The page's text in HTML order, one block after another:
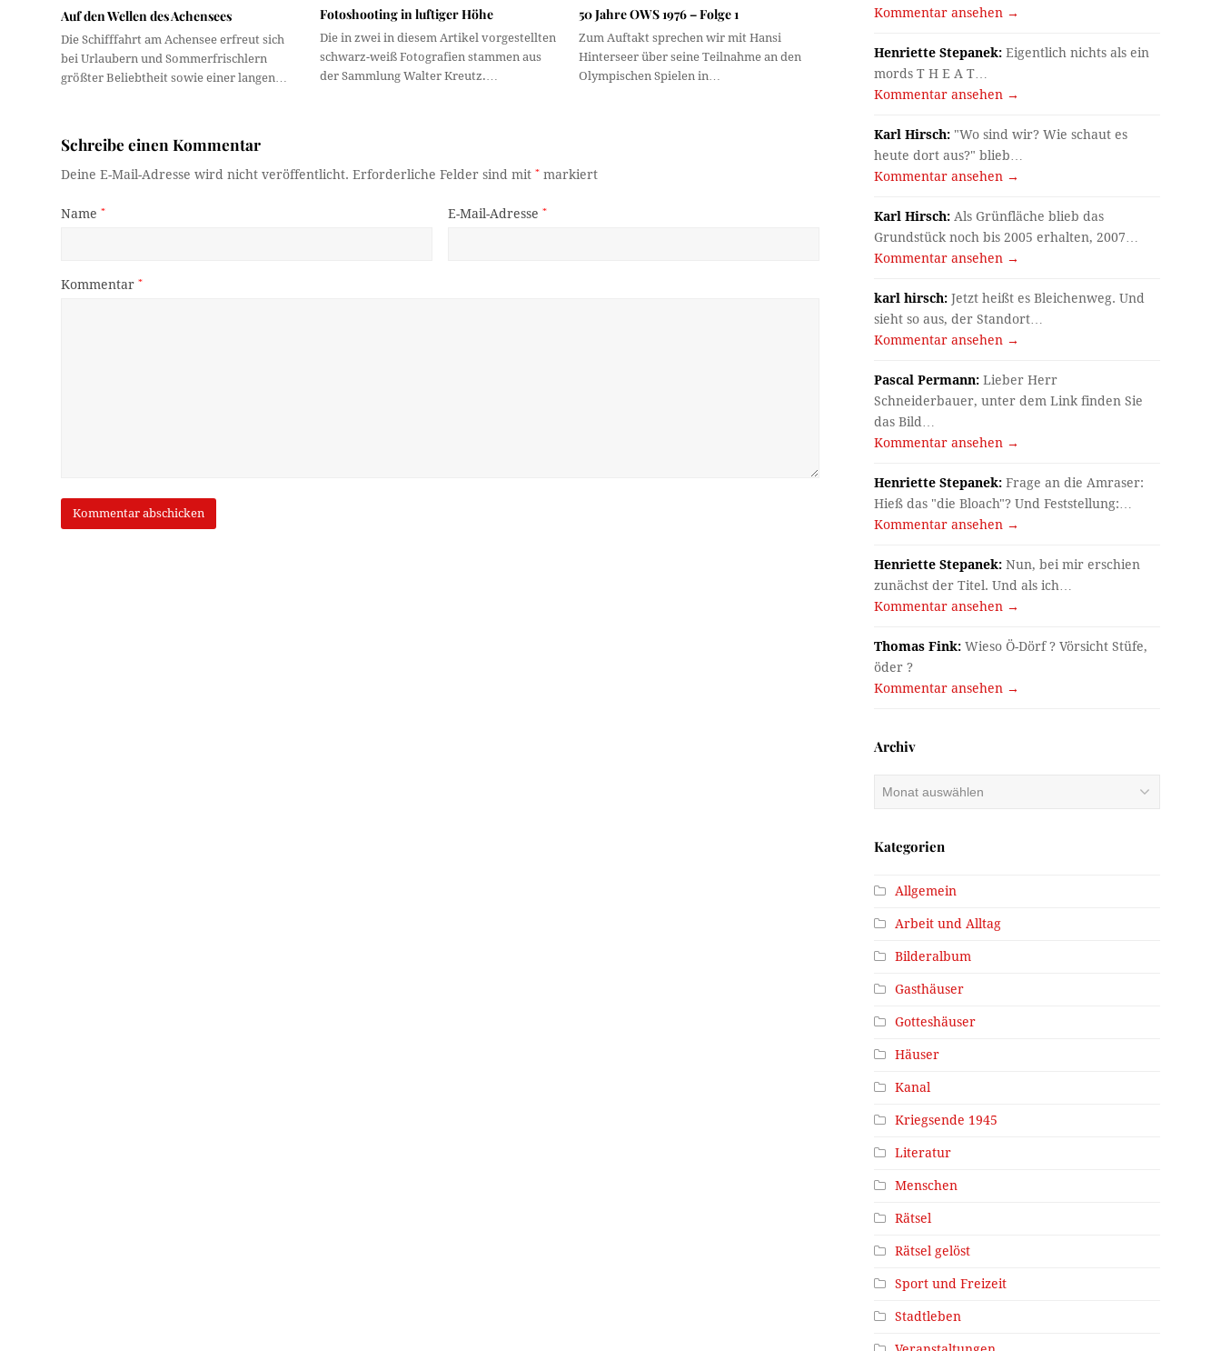
Auf den Wellen des Achensees
Die Schifffahrt am Achensee erfreut sich
bei Urlaubern und Sommerfrischlern
größter Beliebtheit sowie einer langen…
Fotoshooting in luftiger Höhe
Die in zwei in diesem Artikel vorgestellten
schwarz-weiß Fotografien stammen aus
der Sammlung Walter Kreutz.…
50 Jahre OWS 1976 – Folge 1
Zum Auftakt sprechen wir mit Hansi
Hinterseer über seine Teilnahme an den
Olympischen Spielen in…
Schreibe einen Kommentar
Deine E-Mail-Adresse wird nicht veröffentlicht. Erforderliche Felder sind mit* markiert
Name* E-Mail-Adresse *
Kommentar*
Kommentar ansehen →
Henriette Stepanek: Eigentlich nichts als ein
mords T H E A T…
Kommentar ansehen →
Karl Hirsch: "Wo sind wir? Wie schaut es
heute dort aus?" blieb…
Kommentar ansehen →
Karl Hirsch: Als Grünfläche blieb das
Grundstück noch bis 2005 erhalten, 2007…
Kommentar ansehen →
karl hirsch: Jetzt heißt es Bleichenweg. Und
sieht so aus, der Standort…
Kommentar ansehen →
Pascal Permann: Lieber Herr
Schneiderbauer, unter dem Link finden Sie
das Bild…
Kommentar ansehen →
Henriette Stepanek: Frage an die Amraser:
Hieß das "die Bloach"? Und Feststellung:…
Kommentar ansehen →
Henriette Stepanek: Nun, bei mir erschien
zunächst der Titel. Und als ich…
Kommentar ansehen →
Thomas Fink: Wieso Ö-Dörf ? Vörsicht Stüfe,
öder ?
Kommentar ansehen →
Archiv
Kategorien
Allgemein
Arbeit und Alltag
Bilderalbum
Gasthäuser
Gotteshäuser
Häuser
Kanal
Kriegsende 1945
Literatur
Menschen
Rätsel
Rätsel gelöst
Sport und Freizeit
Stadtleben